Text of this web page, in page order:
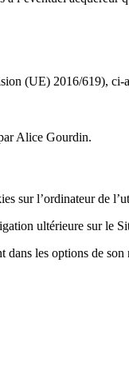
(UE) 2016/619),
Alice Gourdin.
sur l’ordinateur de
ultérieure sur le
les options de